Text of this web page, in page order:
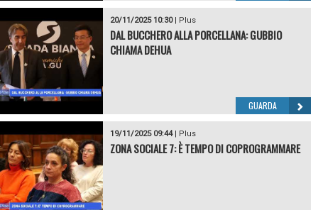
20/11/2025 10:30| Plus
DAL BUCCHERO ALLA PORCELLANA: GUBBIO
CHIAMA DEHUA
GUARDA
19/11/2025 09:44| Plus
ZONA SOCIALE 7: È TEMPO DI COPROGRAMMARE